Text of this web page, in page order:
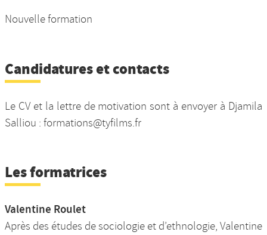
Nouvelle formation
Candidatures et contacts
Le CV et la lettre de motivation sont à envoyer à Djamila
Salliou : formations@tyfilms.fr
Les formatrices
Valentine Roulet
Après des études de sociologie et d’ethnologie, Valentine